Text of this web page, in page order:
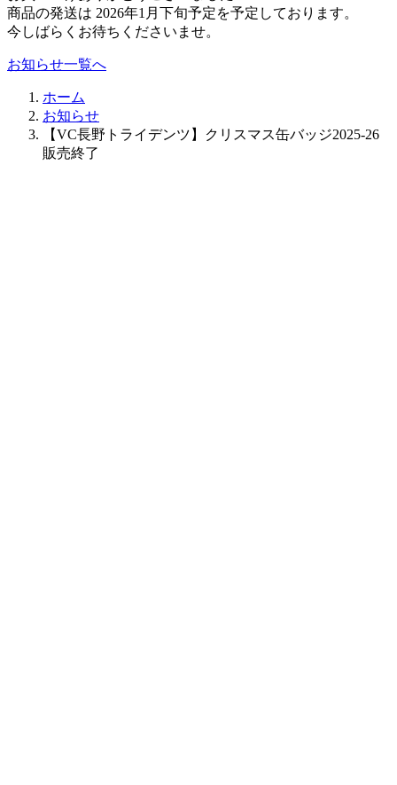
商品の発送は 2026年1月下旬予定を予定しております。
今しばらくお待ちくださいませ。
お知らせ一覧へ
ホーム
お知らせ
【VC長野トライデンツ】クリスマス缶バッジ2025-26
販売終了